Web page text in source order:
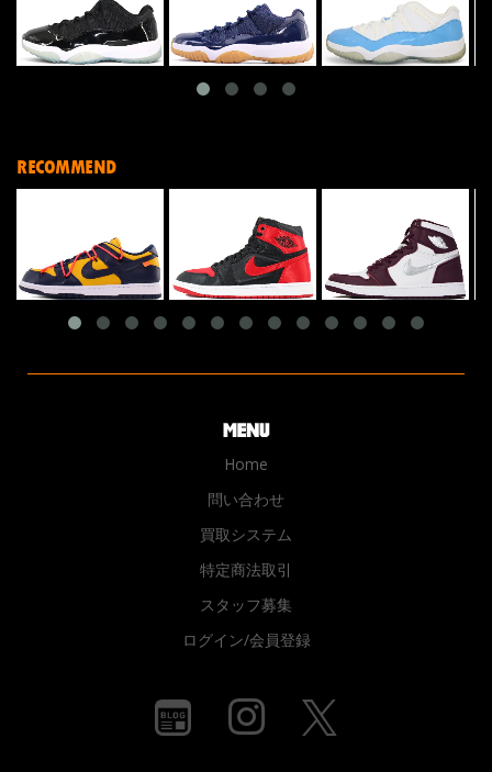
RECOMMEND
Home
問い合わせ
買取システム
特定商法取引
スタッフ募集
ログイン/会員登録